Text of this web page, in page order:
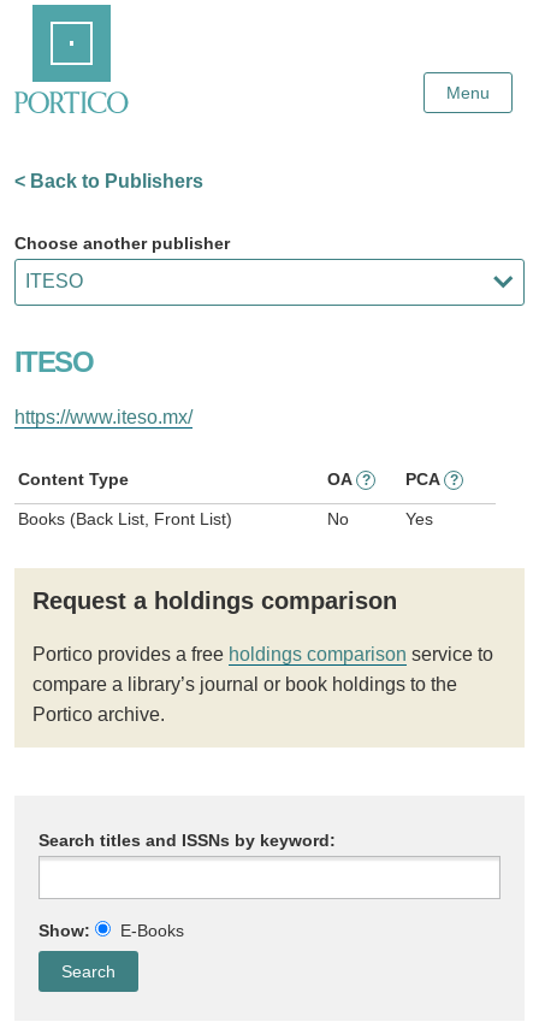
Content
Menu
< Back to Publishers
Choose another publisher
ITESO
https://www.iteso.mx/
Content Type OA ? PCA ?
Books (Back List, Front List) No Yes
Request a holdings comparison
Portico provides a free holdings comparison service to
compare a library’s journal or book holdings to the
Portico archive.
Search titles and ISSNs by keyword:
Show: E-Books